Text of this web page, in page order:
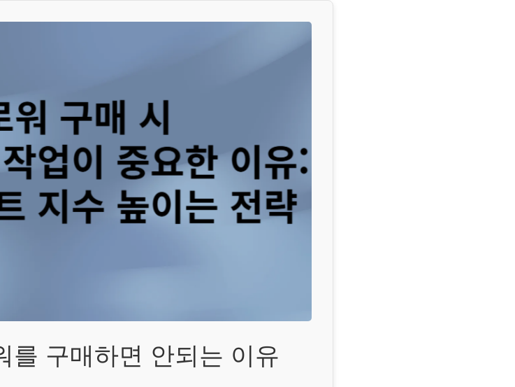
를 구매하면 안되는 이유